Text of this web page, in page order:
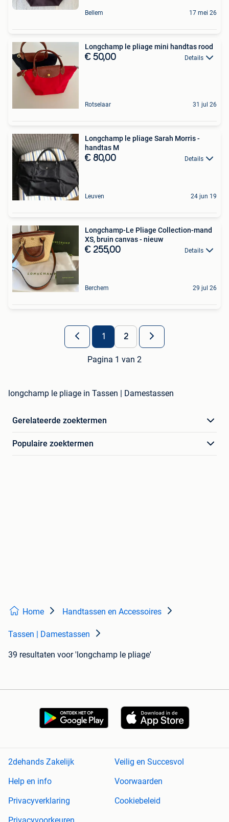
Bellem 17 mei 26
Longchamp le pliage mini handtas rood
€ 50,00 Details
Rotselaar 31 jul 26
Longchamp le pliage Sarah Morris -
handtas M
€ 80,00 Details
Leuven 24 jun 19
Longchamp-Le Pliage Collection-mand
XS, bruin canvas - nieuw
€ 255,00 Details
Berchem 29 jul 26
1 2
Pagina 1 van 2
longchamp le pliage in Tassen | Damestassen
Gerelateerde zoektermen
Populaire zoektermen
Home Handtassen en Accessoires
Tassen | Damestassen
39 resultaten voor 'longchamp le pliage'
2dehands Zakelijk
Veilig en Succesvol
Help en info
Voorwaarden
Privacyverklaring
Cookiebeleid